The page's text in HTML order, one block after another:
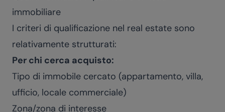
immobiliare
I criteri di qualificazione nel real estate sono
relativamente strutturati:
Per chi cerca acquisto:
Tipo di immobile cercato (appartamento, villa,
ufficio, locale commerciale)
Zona/zona di interesse